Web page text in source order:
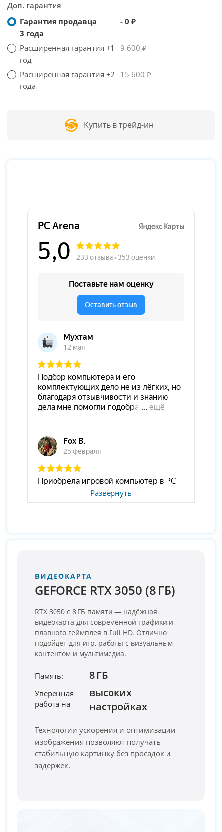
Доп. гарантия
Гарантия продавца
3 года
- 0 ₽
Расширенная гарантия +1
год
9 600 ₽
Расширенная гарантия +2
года
15 600 ₽
Купить в трейд-ин
Развернуть
ВИДЕОКАРТА
GEFORCE RTX 3050 (8 ГБ)
RTX 3050 с 8 ГБ памяти — надёжная
видеокарта для современной графики и
плавного геймплея в Full HD. Отлично
подойдёт для игр, работы с визуальным
контентом и мультимедиа.
Память: 8 ГБ
Уверенная
работа на
высоких
настройках
Технологии ускорения и оптимизации
изображения позволяют получать
стабильную картинку без просадок и
задержек.